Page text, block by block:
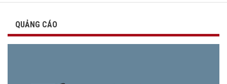
QUẢNG CÁO